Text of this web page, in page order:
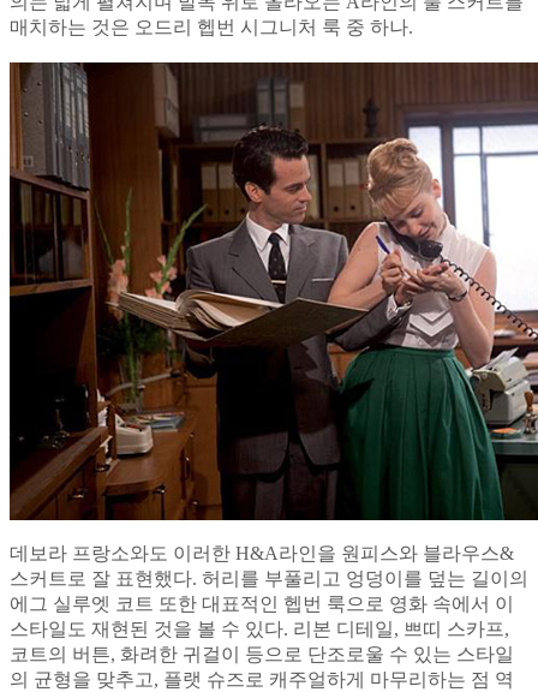
매치하는 것은 오드리 헵번 시그니처 룩 중 하나.
데보라 프랑소와도 이러한 H&A라인을 원피스와 블라우스&
스커트로 잘 표현했다. 허리를 부풀리고 엉덩이를 덮는 길이의
에그 실루엣 코트 또한 대표적인 헵번 룩으로 영화 속에서 이
스타일도 재현된 것을 볼 수 있다. 리본 디테일, 쁘띠 스카프,
코트의 버튼, 화려한 귀걸이 등으로 단조로울 수 있는 스타일
의 균형을 맞추고, 플랫 슈즈로 캐주얼하게 마무리하는 점 역